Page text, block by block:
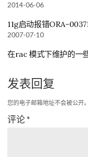
2014-06-06
11g启动报错ORA-
2007-07-10
在rac 模式下维护的一
发表回复
您的电子邮箱地址不会被公开。
评论*